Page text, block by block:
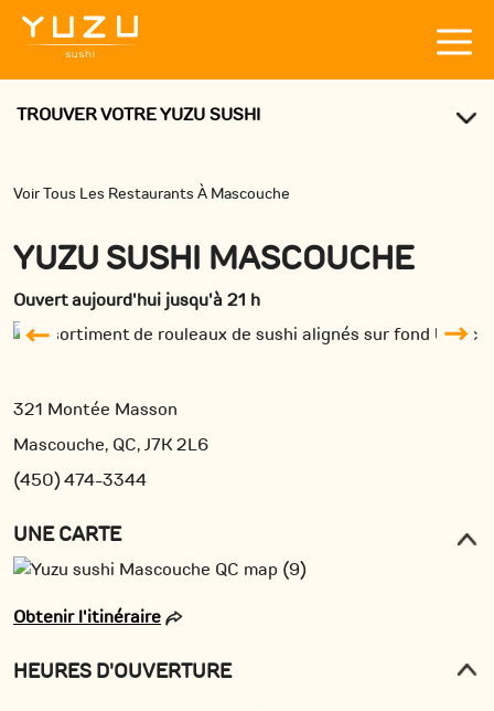
TROUVER VOTRE YUZU SUSHI
Voir Tous Les Restaurants À Mascouche
YUZU SUSHI MASCOUCHE
Ouvert aujourd'hui jusqu'à 21 h
321 Montée Masson
Mascouche, QC, J7K 2L6
(450) 474-3344
UNE CARTE
Obtenir l'itinéraire
HEURES D'OUVERTURE